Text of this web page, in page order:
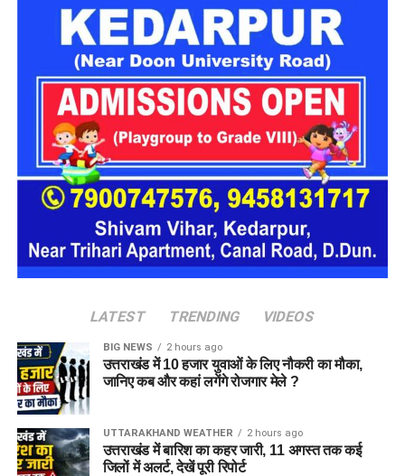
करने की दिशा में काम कर रहा है, जहां रहने वाले लोगों को संस्थागत माहौल
के बजाय परिवार जैसा वातावरण मिल सके।
16 घरों में मिलेगा परिवार जैसा माहौल
प्रस्तावित आलंबन गांव में कॉटेज और छोटे घर विकसित किए जाएंगे। यहां
एक परिवार की तर्ज पर लोगों को रखा जाएगा। योजना के मुताबिक, एक
यूनिट में करीब दो महिलाएं, चार बच्चे और एक किशोरी को शामिल किया
जाएगा। इस तरह उन्हें एक परिवार की तरह साथ रहने का अवसर मिलेगा।
हर यूनिट में अलग किचन जैसी सुविधाएं भी होंगी, ताकि वहां रहने वाली
महिलाओं और बच्चों को रोजमर्रा के जीवन में ज्यादा स्वतंत्रता और जिम्मेदारी
का अनुभव हो सके। प्रस्तावित परिसर में कुल 16 घर विकसित किए
जाएंगे, जिनमें करीब 88 लोगों के रहने की व्यवस्था होगी।
LATEST TRENDING VIDEOS
BIG NEWS 2 hours ago
उत्तराखंड में 10 हजार युवाओं के लिए नौकरी का मौका,
जानिए कब और कहां लगेंगे रोजगार मेले ?
UTTARAKHAND WEATHER 2 hours ago
उत्तराखंड में बारिश का कहर जारी, 11 अगस्त तक कई
जिलों में अलर्ट, देखें पूरी रिपोर्ट